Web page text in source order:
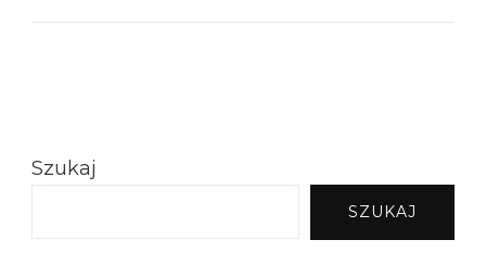
Szukaj
SZUKAJ